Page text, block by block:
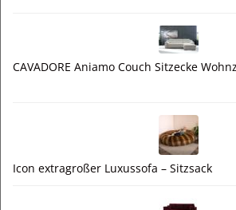
CAVADORE Aniamo Couch Sitzecke
Icon extragroßer Luxussofa – Sitzsack